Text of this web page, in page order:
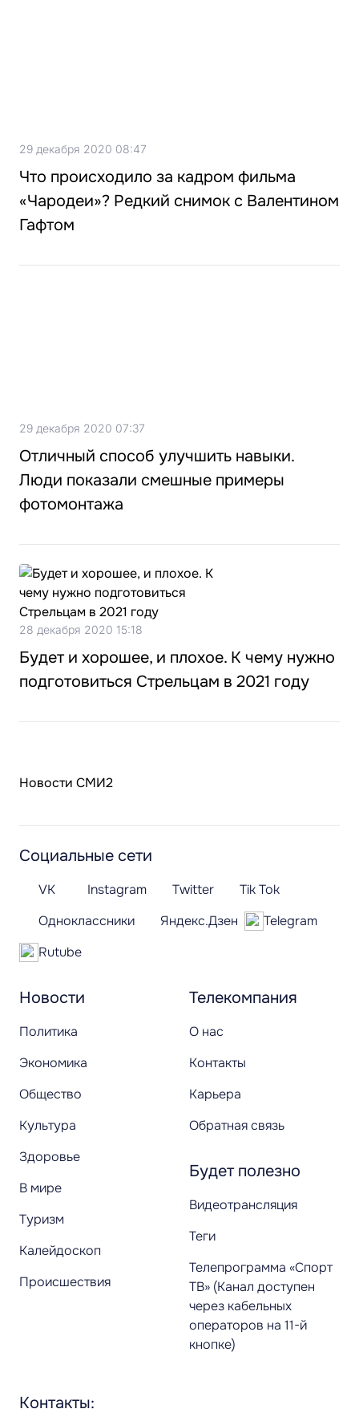
29 декабря 2020 08:47
Что происходило за кадром фильма
«Чародеи»? Редкий снимок с Валентином
Гафтом
29 декабря 2020 07:37
Отличный способ улучшить навыки.
Люди показали смешные примеры
фотомонтажа
28 декабря 2020 15:18
Будет и хорошее, и плохое. К чему нужно
подготовиться Стрельцам в 2021 году
Новости СМИ2
Новости
Политика
Экономика
Общество
Культура
Здоровье
В мире
Туризм
Калейдоскоп
Происшествия
Телекомпания
О нас
Контакты
Карьера
Обратная связь
Будет полезно
Видеотрансляция
Теги
Телепрограмма «Спорт
ТВ» (Канал доступен
через кабельных
операторов на 11-й
кнопке)
Социальные сети
VK Instagram Twitter
Tik Tok
Одноклассники
Яндекс.Дзен
Telegram
Rutube
Контакты: